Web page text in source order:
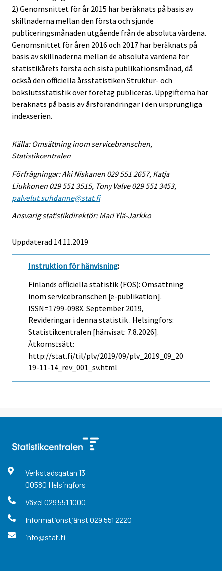
2) Genomsnittet för år 2015 har beräknats på basis av
skillnaderna mellan den första och sjunde
publiceringsmånaden utgående från de absoluta värdena.
Genomsnittet för åren 2016 och 2017 har beräknats på
basis av skillnaderna mellan de absoluta värdena för
statistikårets första och sista publikationsmånad, då
också den officiella årsstatistiken Struktur- och
bokslutsstatistik över företag publiceras. Uppgifterna har
beräknats på basis av årsförändringar i den ursprungliga
indexserien.
Källa: Omsättning inom servicebranschen,
Statistikcentralen
Förfrågningar: Aki Niskanen 029 551 2657, Katja
Liukkonen 029 551 3515, Tony Valve 029 551 3453,
palvelut.suhdanne@stat.fi
Ansvarig statistikdirektör: Mari Ylä-Jarkko
Uppdaterad 14.11.2019
Instruktion för hänvisning:
Finlands officiella statistik (FOS): Omsättning
inom servicebranschen [e-publikation].
ISSN=1799-098X. September 2019,
Revideringar i denna statistik . Helsingfors:
Statistikcentralen [hänvisat: 7.8.2026].
Åtkomstsätt:
http://stat.fi/til/plv/2019/09/plv_2019_09_20
19-11-14_rev_001_sv.html
Verkstadsgatan 13
00580 Helsingfors
Växel 029 551 1000
Informationstjänst 029 551 2220
info@stat.fi